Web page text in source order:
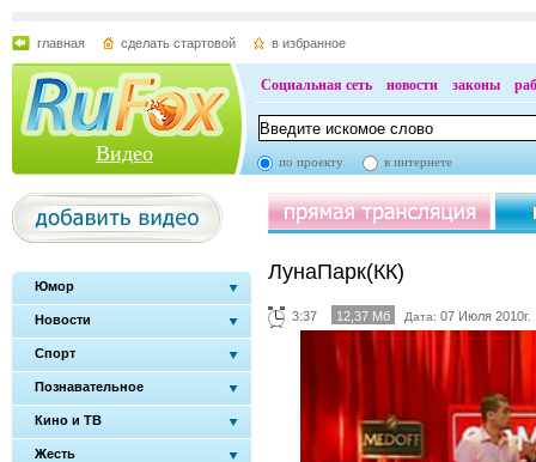
главная сделать стартовой в избранное
Видео
Социальная сеть новости законы
по проекту в интернете
Юмор
Новости
Спорт
Познавательное
Кино и ТВ
Жесть
ЛунаПарк(КК)
3:37 12,37 Мб Дата: 07 Июля 2010г.